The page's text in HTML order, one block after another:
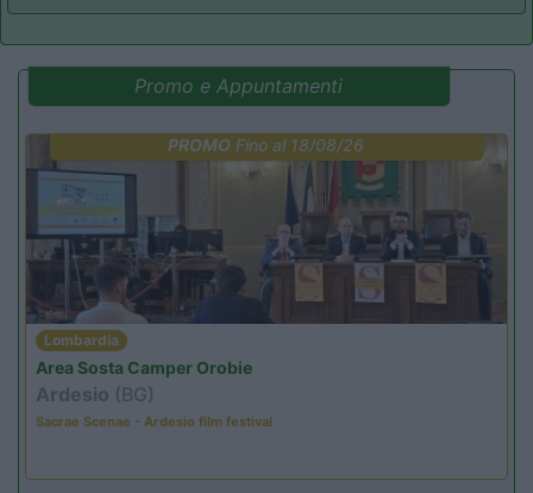
Promo e Appuntamenti
PROMO Fino al 18/08/26
Lombardia
Area Sosta Camper Orobie
Ardesio (BG)
Sacrae Scenae - Ardesio film festival